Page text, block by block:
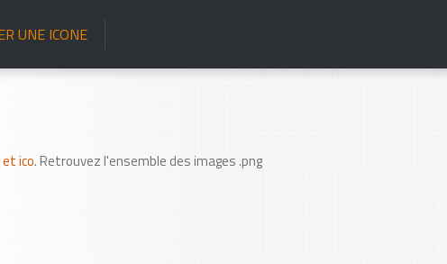
UNE ICONE
ico. Retrouvez l'ensemble des images .png